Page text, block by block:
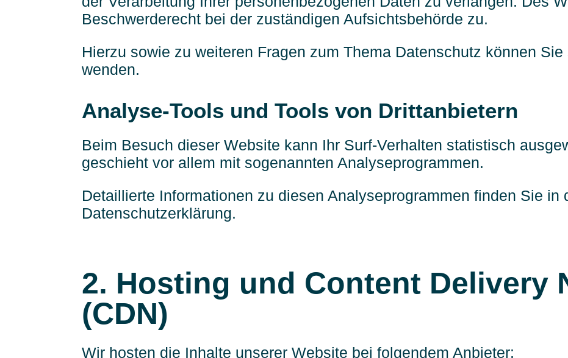
Beschwerderecht bei der zuständigen Aufsichtsbehörde zu.
Hierzu sowie zu weiteren Fragen zum Thema Datenschutz können
wenden.
Analyse-Tools und Tools von Drittanbietern
Beim Besuch dieser Website kann Ihr Surf-Verhalten statistisch
geschieht vor allem mit sogenannten Analyseprogrammen.
Detaillierte Informationen zu diesen Analyseprogrammen finden Sie in
Datenschutzerklärung.
2. Hosting und Content Delivery
(CDN)
Wir hosten die Inhalte unserer Website bei folgendem Anbieter: